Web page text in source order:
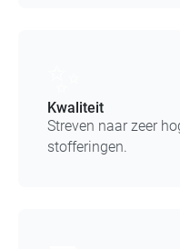
Kwaliteit
Streven naar zeer
stofferingen.